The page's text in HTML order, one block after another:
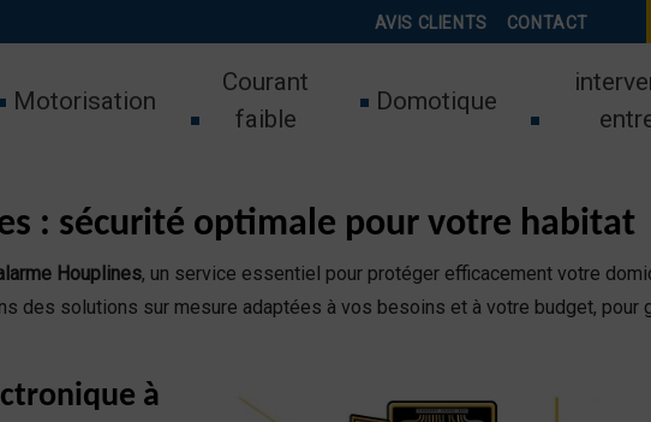
AVIS CLIENTS CONTACT
Motorisation
Courant
faible
Domotique
: sécurité optimale pour votre habitat
Houplines, un service essentiel pour protéger efficacement votre
des solutions sur mesure adaptées à vos besoins et à votre budget, pour
à